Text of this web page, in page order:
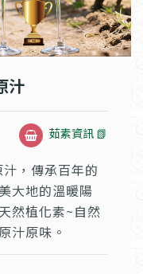
汁
茹素資訊 📗
，傳承百年的
大地的溫暖陽
然植化素~自然
汁原味。